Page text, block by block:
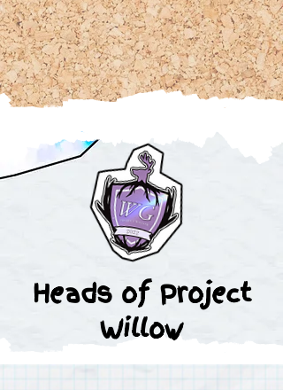
Heads of Project
Willow